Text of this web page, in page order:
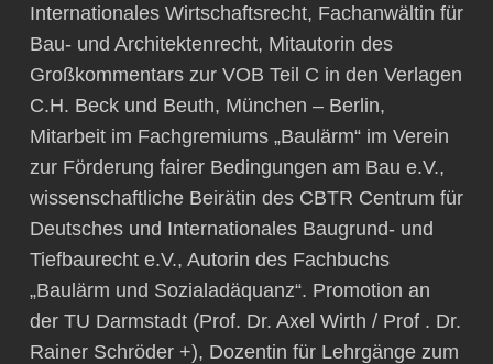
Internationales Wirtschaftsrecht, Fachanwältin für
Bau- und Architektenrecht, Mitautorin des
Großkommentars zur VOB Teil C in den Verlagen
C.H. Beck und Beuth, München – Berlin,
Mitarbeit im Fachgremiums „Baulärm“ im Verein
zur Förderung fairer Bedingungen am Bau e.V.,
wissenschaftliche Beirätin des CBTR Centrum für
Deutsches und Internationales Baugrund- und
Tiefbaurecht e.V., Autorin des Fachbuchs
„Baulärm und Sozialadäquanz“. Promotion an
der TU Darmstadt (Prof. Dr. Axel Wirth / Prof . Dr.
Rainer Schröder +), Dozentin für Lehrgänge zum